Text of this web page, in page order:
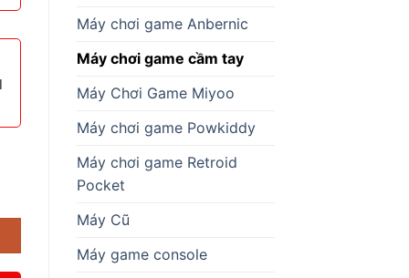
Máy chơi game Anbernic
Máy chơi game cầm tay
Máy Chơi Game Miyoo
Máy chơi game Powkiddy
Máy chơi game Retroid
Pocket
Máy Cũ
Máy game console